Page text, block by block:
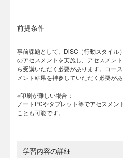
前提条件
事前課題として、DiSC（行動スタイル
のアセスメントを実施し、アセスメン
ら受講いただく必要があります。コー
メント結果を持参していただく必要があ
※印刷が難しい場合：
ノートPCやタブレット等でアセスメン
ことも可能です。
学習内容の詳細